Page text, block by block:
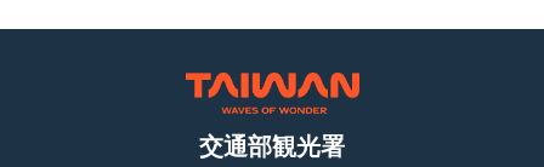
交通部観光署